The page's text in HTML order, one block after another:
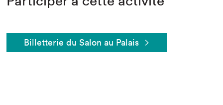
Billetterie du Salon au Palais